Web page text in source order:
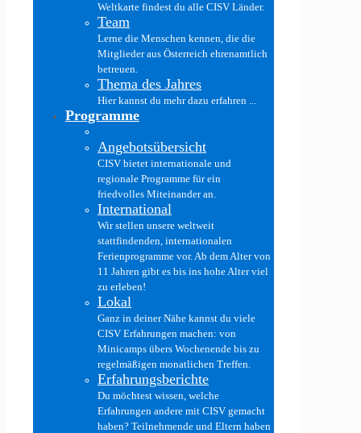
Weltkarte findest du alle CISV Länder.
Team
Lerne die Menschen kennen, die die
Mitglieder aus Österreich ehrenamtlich
betreuen.
Thema des Jahres
Hier kannst du mehr dazu erfahren ...
Programme
Angebotsübersicht
CISV bietet internationale und
regionale Programme für ein
friedvolles Miteinander an.
International
Wir stellen unsere weltweit
stattfindenden, internationalen
Ferienprogramme vor. Ab dem Alter von
11 Jahren gibt es bis ins hohe Alter viel
zu erleben!
Lokal
Ganz in deiner Nähe kannst du viele
CISV Erfahrungen machen: von
Minicamps übers Wochenende bis zu
regelmäßigen monatlichen Treffen.
Erfahrungsberichte
Du möchtest wissen, welche
Erfahrungen andere mit CISV gemacht
haben? Teilnehmende und Eltern haben